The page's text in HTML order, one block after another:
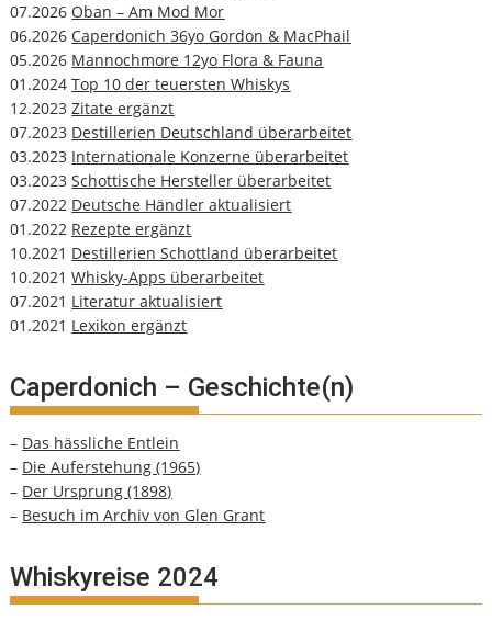
07.2026 Oban – Am Mod Mor
06.2026 Caperdonich 36yo Gordon & MacPhail
05.2026 Mannochmore 12yo Flora & Fauna
01.2024Top 10 der teuersten Whiskys
12.2023Zitate ergänzt
07.2023 Destillerien Deutschland überarbeitet
03.2023 Internationale Konzerne überarbeitet
03.2023Schottische Hersteller überarbeitet
07.2022 Deutsche Händler aktualisiert
01.2022 Rezepte ergänzt
10.2021 Destillerien Schottland überarbeitet
10.2021Whisky-Apps überarbeitet
07.2021 Literatur aktualisiert
01.2021 Lexikon ergänzt
Caperdonich – Geschichte(n)
– Das hässliche Entlein
– Die Auferstehung (1965)
– Der Ursprung (1898)
– Besuch im Archiv von Glen Grant
Whiskyreise 2024